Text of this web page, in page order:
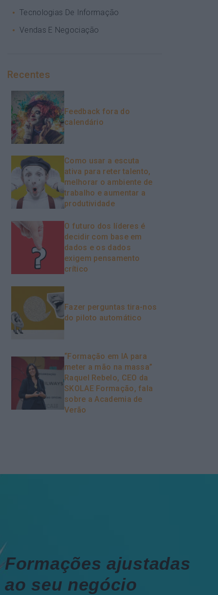
Tecnologias De Informação
Vendas E Negociação
Recentes
Feedback fora do
calendário
Como usar a escuta
ativa para reter talento,
melhorar o ambiente de
trabalho e aumentar a
produtividade
O futuro dos líderes é
decidir com base em
dados e os dados
exigem pensamento
crítico
Fazer perguntas tira-nos
do piloto automático
“Formação em IA para
meter a mão na massa”
Raquel Rebelo, CEO da
SKOLAE Formação, fala
sobre a Academia de
Verão
Formações ajustadas
ao seu negócio